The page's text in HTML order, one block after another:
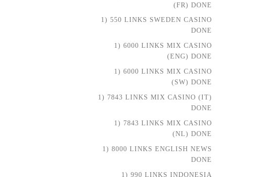
(FR) DONE
1) 550 LINKS SWEDEN CASINO
DONE
1) 6000 LINKS MIX CASINO
(ENG) DONE
1) 6000 LINKS MIX CASINO
(SW) DONE
1) 7843 LINKS MIX CASINO (IT)
DONE
1) 7843 LINKS MIX CASINO
(NL) DONE
1) 8000 LINKS ENGLISH NEWS
DONE
1) 990 LINKS INDONESIA